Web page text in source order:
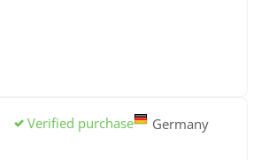
Verified purchase Germany